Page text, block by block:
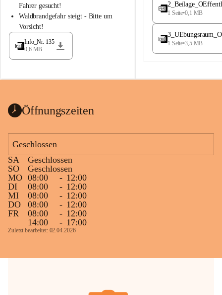
a
d
l
a
Fahrer gesucht!
Waldbrandgefahr steigt - Bitte um
Vorsicht!
Info_Nr. 135
0,6 MB
e
a
1 Seite•0,1 MB
1 Seite•3,5 MB
Öffnungszeiten
Geschlossen
SA
Geschlossen
SO
Geschlossen
MO 08:00 - 12:00
DI
08:00 - 12:00
MI
08:00 - 12:00
DO
08:00 - 12:00
FR
08:00 - 12:00
14:00
- 17:00
Zuletzt bearbeitet: 02.04.2026